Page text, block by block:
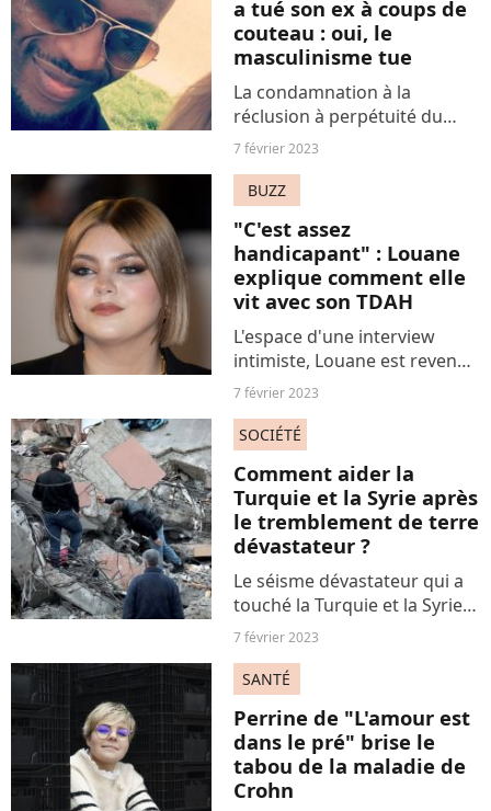
efficace pour...
a tué son ex à coups de
couteau : oui, le
masculinisme tue
La condamnation à la
réclusion à perpétuité du
youtubeur autoproclamé
Mickaël Philétas, pour
l'assassinat de son ex-
compagne Mélanie G. et une
double tentative...
7 février 2023
BUZZ
"C'est assez
handicapant" : Louane
explique comment elle
vit avec son TDAH
L'espace d'une interview
intimiste, Louane est revenue
sur l'expérience au quotidien
l'attention important et
handicapant. Une parole qui
importe.
7 février 2023
SOCIÉTÉ
Comment aider la
Turquie et la Syrie après
le tremblement de terre
dévastateur ?
Le séisme dévastateur qui a
touché la Turquie et la Syrie a
déjà causé la mort de plus de
l'écroulement de miliers de
bâtiments. Comment venir en
aide aux populations...
7 février 2023
SANTÉ
Perrine de "L'amour est
dans le pré" brise le
tabou de la maladie de
Crohn